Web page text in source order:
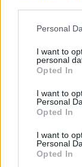
Personal
I want to
personal
Opted In
I want to
Personal
Opted In
I want to
Personal
Opted In
Με οδηγό το
σεζόν - Θετικά
Κρήτη, Ρόδο και